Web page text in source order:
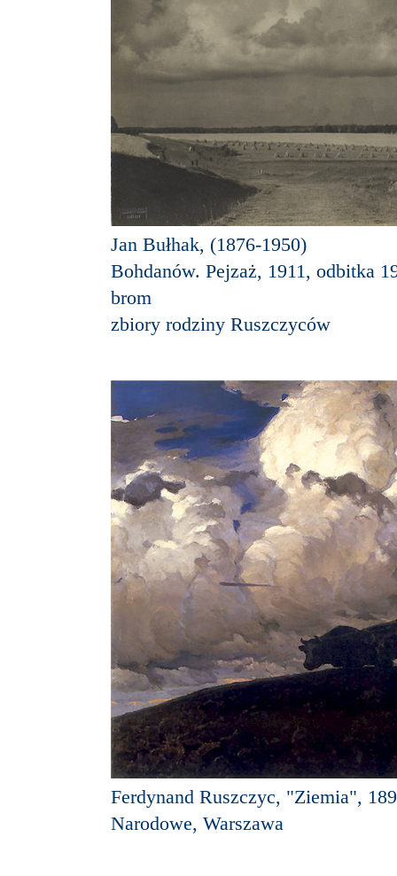
Jan Bułhak, (1876-1950)
Bohdanów. Pejzaż, 1911, odbitka
brom
zbiory rodziny Ruszczyców
Ferdynand Ruszczyc, "Ziemia",
Narodowe, Warszawa